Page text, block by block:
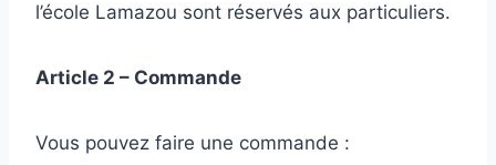
l’école Lamazou sont réservés aux particuliers.
Article 2 – Commande
Vous pouvez faire une commande :